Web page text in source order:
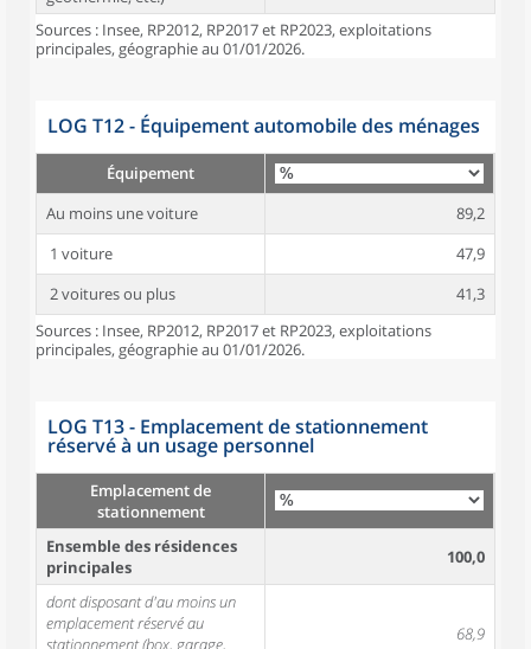
Sources : Insee, RP2012, RP2017 et RP2023, exploitations
principales, géographie au 01/01/2026.
LOG T12 - Équipement automobile des ménages
Équipement
Au moins une voiture
89,2
1 voiture
47,9
2 voitures ou plus
41,3
Sources : Insee, RP2012, RP2017 et RP2023, exploitations
principales, géographie au 01/01/2026.
LOG T13 - Emplacement de stationnement
réservé à un usage personnel
Emplacement de
stationnement
Ensemble des résidences
principales
100,0
dont disposant d'au moins un
emplacement réservé au
stationnement (box, garage,
68,9